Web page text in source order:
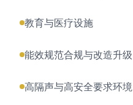
教育与医疗设施
能效规范合规与改造升级
高隔声与高安全要求环境